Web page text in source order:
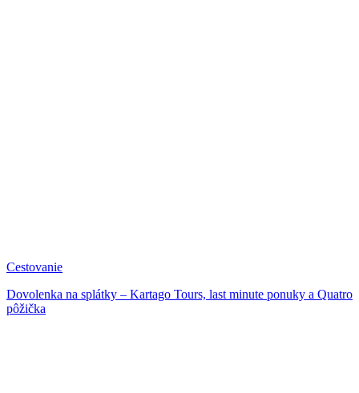
Cestovanie
Dovolenka na splátky – Kartago Tours, last minute ponuky a Quatro
pôžička